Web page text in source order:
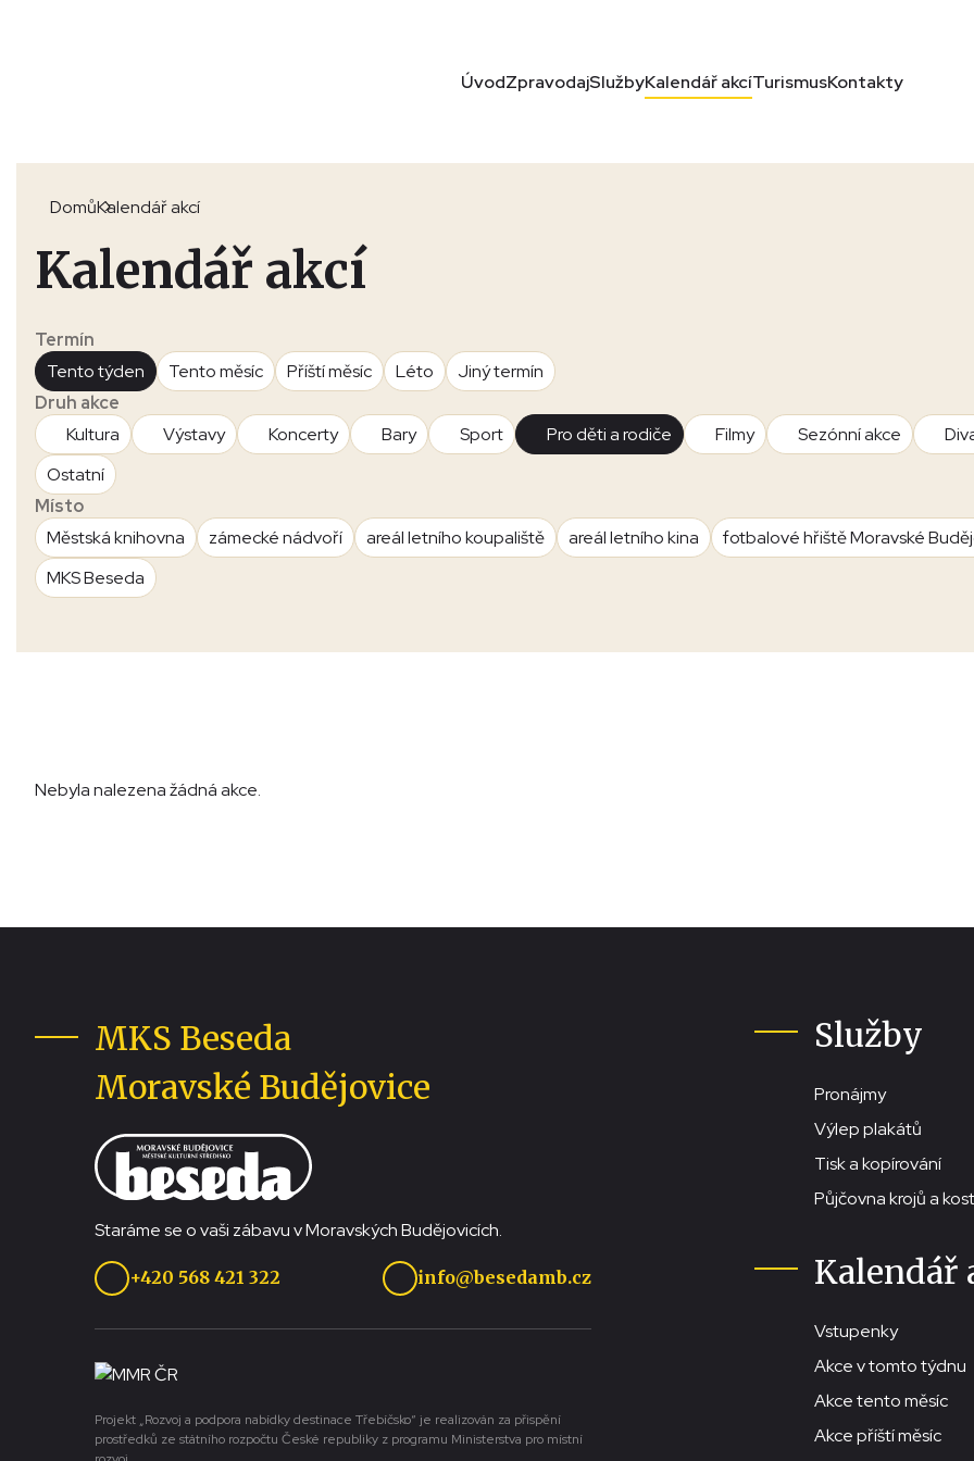
ÚvodZpravodajSlužbyKalendář akcíTurismusKontakty
DomůKalendář akcí
Kalendář akcí
Termín
Tento týden
Tento měsíc Příští měsíc Léto
Jiný termín
Druh akce
Kultura
Výstavy Koncerty Bary Sport Pro děti a rodiče Filmy Sezónní akce
Ostatní
Místo
Městská knihovna
zámecké nádvoří areál letního koupaliště areál letního kina
fotbalové hřiště Moravské
MKS Beseda
Nebyla nalezena žádná akce.
MKS Beseda
Moravské Budějovice
Staráme se o vaši zábavu v Moravských Budějovicích.
+420 568 421 322 info@besedamb.cz
Projekt „Rozvoj a podpora nabídky destinace Třebíčsko“ je realizován za přispění
prostředků ze státního rozpočtu České republiky z programu Ministerstva pro místní
Služby
Pronájmy
Výlep plakátů
Tisk a kopírování
Půjčovna krojů a
Kalendář
Vstupenky
Akce v tomto týdnu
Akce tento měsíc
Akce příští měsíc